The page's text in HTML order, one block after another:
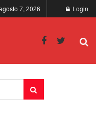
7, 2026 Login